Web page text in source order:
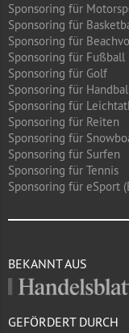
Sponsoring für
Sponsoring für
Sponsoring für
Sponsoring für Fußball
Sponsoring für Golf
Sponsoring für
Sponsoring für
Sponsoring für Reiten
Sponsoring für
Sponsoring für Surfen
Sponsoring für Tennis
Sponsoring für eSport
BEKANNT AUS
GEFÖRDERT DURCH